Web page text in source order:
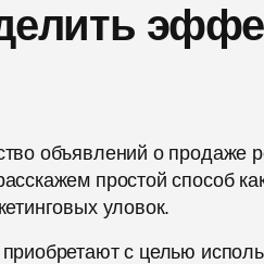
объявлений о продаже
простой способ
уловок.
с целью